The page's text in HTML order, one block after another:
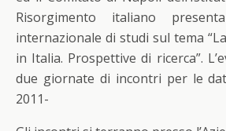
Risorgimento italiano
internazionale di studi sul tema
in Italia. Prospettive di ricerca”.
due giornate di incontri per le
2011-